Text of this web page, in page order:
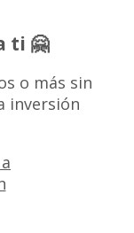
ti 🤗
o más sin
inversión